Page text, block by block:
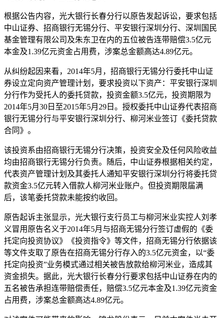
根据公告内容，光大银行长春分行以原告发起诉讼，要求包括
中山证券、招商银行无锡分行、平安银行深圳分行、深圳国民
基金管理有限公司及朱东卫在内的五位被告连带赔偿3.5亿元
本金及1.39亿元资金占用费，涉案总金额高达4.89亿元。
从纠纷起因来看，2014年5月，招商银行无锡分行委托中山证
券设立定向资产管理计划，要求投资以下资产：平安银行深圳
分行作为受托人的委托贷款，投资金额3.5亿元，投资期限为
2014年5月30日至2015年5月29日。授权委托中山证券代表招商
银行无锡分行与平安银行深圳分行、柳河米业签订《委托贷款
合同》。
该投资系由招商银行无锡分行决策，投资安全及任何风险收益
均由招商银行无锡分行负责。随后，中山证券根据相关约定，
代表资产管理计划及其委托人通知平安银行深圳分行将委托贷
款资金3.5亿元转入借款人柳河米业账户。但投资期限届满
后，该笔委托贷款未能按约收回。
原告起诉主张显示，光大银行支行员工与柳河米业实控人刘孝
义冒用原告名义于2014年5月与招商无锡分行签订虚假的《委
托定向投资协议》《投资指令》等文件，招商无锡分行依据该
等文件支取了原告在招商无锡分行存入的3.5亿元资金，以“委
托定向投资”业务模式通过相关被告放款给柳河米业，造成其
资金损失。据此，光大银行长春分行要求包括中山证券在内的
五名被告承担连带赔偿责任，赔偿3.5亿元本金及1.39亿元资金
占用费，涉案总金额高达4.89亿元。